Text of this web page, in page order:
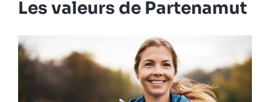
Les valeurs de Partenamut